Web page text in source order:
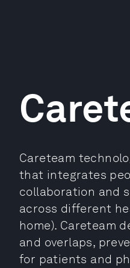
Careteam
that integrates
collaboration and
across different
home). Careteam
and overlaps,
for patients and